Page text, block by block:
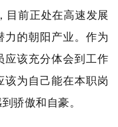
目前正处在高速发展
力的朝阳产业。作为
应该充分体会到工作
该为自己能在本职岗
骄傲和自豪。